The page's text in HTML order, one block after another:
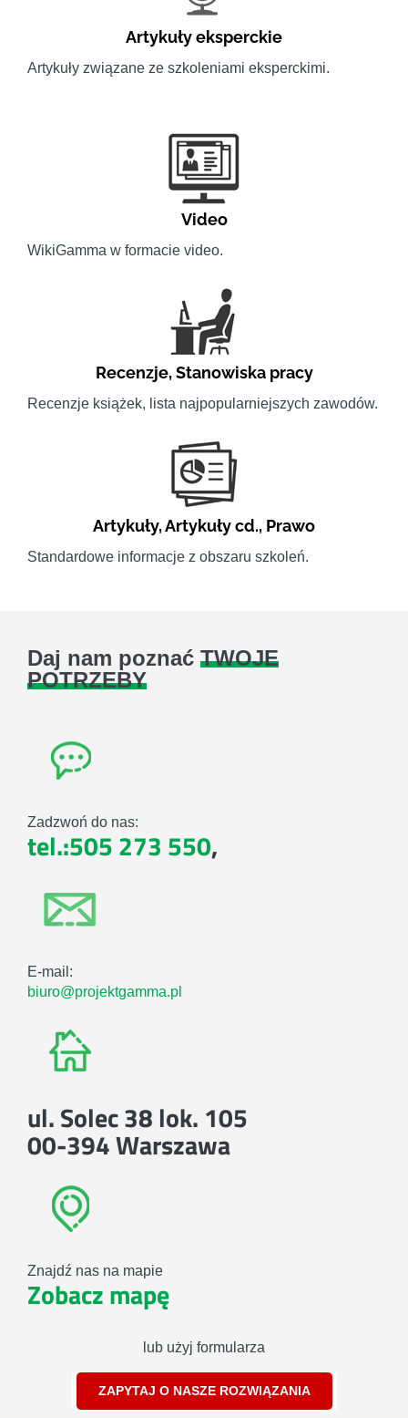
Artykuły eksperckie
Artykuły związane ze szkoleniami eksperckimi.
Video
WikiGamma w formacie video.
Recenzje,Stanowiska pracy
Recenzje książek, lista najpopularniejszych zawodów.
Artykuły,Artykuły cd., Prawo
Standardowe informacje z obszaru szkoleń.
Daj nam poznać TWOJE
POTRZEBY
Zadzwoń do nas:
tel.:505 273 550,
E-mail:
biuro@projektgamma.pl
ul. Solec 38 lok. 105
00-394 Warszawa
Znajdź nas na mapie
Zobacz mapę
lub użyj formularza
ZAPYTAJ O NASZE ROZWIĄZANIA